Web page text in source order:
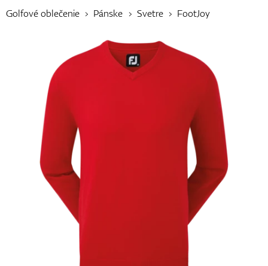
Značky
Golfové oblečenie Pánske Svetre FootJoy